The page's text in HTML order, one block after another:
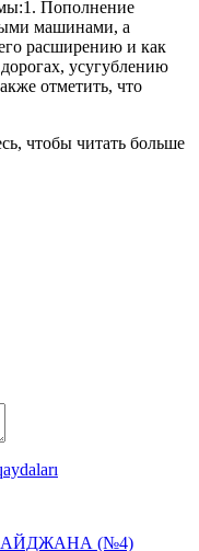
Пополнение
машинами, а
расширению и как
усугублению
отметить, что
чтобы читать больше